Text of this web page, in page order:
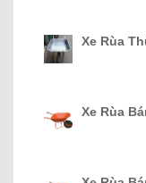
Xe Rùa
Xe Rùa